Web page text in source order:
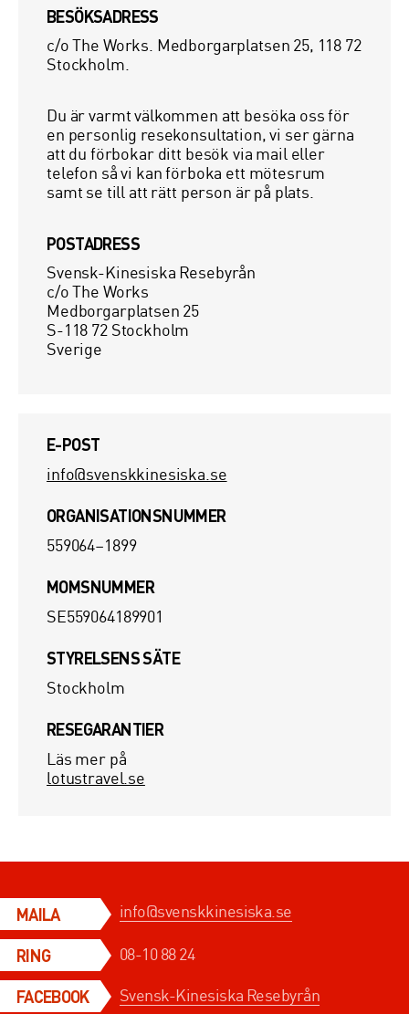
BESÖKSADRESS
c/o The Works. Medborgarplatsen 25, 118 72
Stockholm.
Du är varmt välkommen att besöka oss för
en personlig resekonsultation, vi ser gärna
att du förbokar ditt besök via mail eller
telefon så vi kan förboka ett mötesrum
samt se till att rätt person är på plats.
POSTADRESS
Svensk-Kinesiska Resebyrån
c/o The Works
Medborgarplatsen 25
S-118 72 Stockholm
Sverige
E-POST
info@svenskkinesiska.se
ORGANISATIONSNUMMER
559064–1899
MOMSNUMMER
SE559064189901
STYRELSENS SÄTE
Stockholm
RESEGARANTIER
Läs mer på
lotustravel.se
MAILA info@svenskkinesiska.se
RING 08-10 88 24
FACEBOOK Svensk-Kinesiska Resebyrån